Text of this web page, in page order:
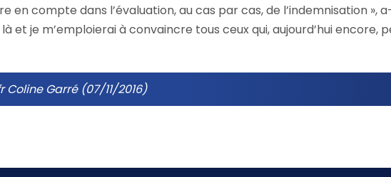
en compte dans l’évaluation, au cas par cas, de l’indemnisation »,
et je m’emploierai à convaincre tous ceux qui, aujourd’hui
Garré (07/11/2016)